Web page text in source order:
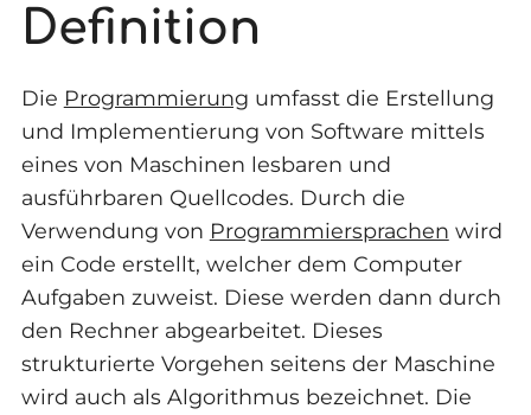
Definition
Die Programmierung umfasst die Erstellung
und Implementierung von Software mittels
eines von Maschinen lesbaren und
ausführbaren Quellcodes. Durch die
Verwendung von Programmiersprachen wird
ein Code erstellt, welcher dem Computer
Aufgaben zuweist. Diese werden dann durch
den Rechner abgearbeitet. Dieses
strukturierte Vorgehen seitens der Maschine
wird auch als Algorithmus bezeichnet. Die